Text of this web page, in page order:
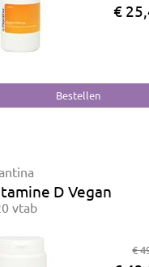
€
D Vegan
vtab
€